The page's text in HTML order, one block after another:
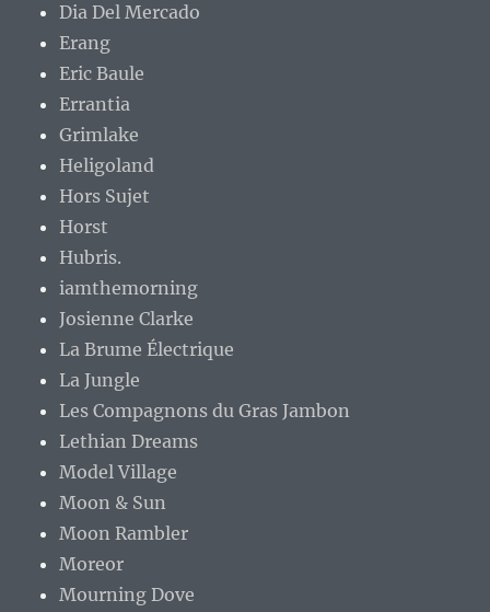
Dia Del Mercado
Erang
Eric Baule
Errantia
Grimlake
Heligoland
Hors Sujet
Horst
Hubris.
iamthemorning
Josienne Clarke
La Brume Électrique
La Jungle
Les Compagnons du Gras Jambon
Lethian Dreams
Model Village
Moon & Sun
Moon Rambler
Moreor
Mourning Dove